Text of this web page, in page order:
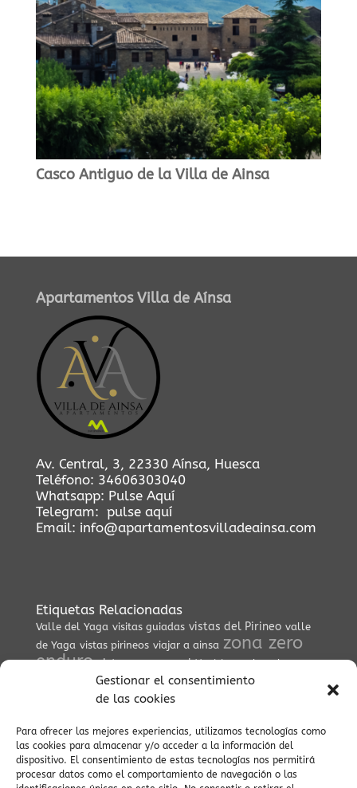
Gestionar el consentimiento
de las cookies
Para ofrecer las mejores experiencias, utilizamos tecnologías como
las cookies para almacenar y/o acceder a la información del
dispositivo. El consentimiento de estas tecnologías nos permitirá
procesar datos como el comportamiento de navegación o las
Casco Antiguo de la Villa de Ainsa
Apartamentos Villa de Aínsa
Av. Central, 3, 22330 Aínsa, Huesca
Teléfono: 34606303040
Whatsapp: Pulse Aquí
Telegram: pulse aquí
Email: info@apartamentosvilladeainsa.com
Etiquetas Relacionadas
Valle del Yaga visitas guiadas vistas del Pirineo valle
de Yaga vistas pirineos viajar a ainsa zona zero
enduro vistas zona zero btt visitas culturales
viajes conscientes villa medieval viaje al Pirineo
Vía Verde Ara vida cultural en pueblos
tradicional pirenaica viaje en coche valle de Vió viajes
tranquilos
viaje espiritual vida lenta
viaje al pasado
valle escondido viajes auténticos